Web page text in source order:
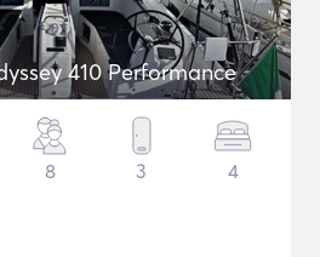
410 Performance
8 3 4